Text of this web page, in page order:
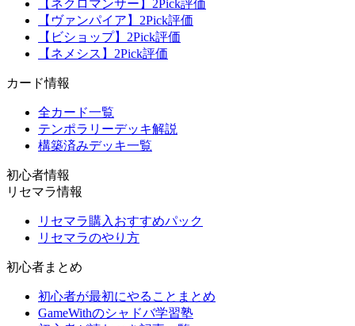
【ネクロマンサー】2Pick評価
【ヴァンパイア】2Pick評価
【ビショップ】2Pick評価
【ネメシス】2Pick評価
カード情報
全カード一覧
テンポラリーデッキ解説
構築済みデッキ一覧
初心者情報
リセマラ情報
リセマラ購入おすすめパック
リセマラのやり方
初心者まとめ
初心者が最初にやることまとめ
GameWithのシャドバ学習塾